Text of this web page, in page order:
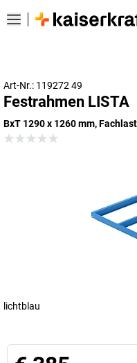
Art-Nr.: 119272 49
Festrahmen LISTA
BxT 1290 x 1260 mm,
lichtblau